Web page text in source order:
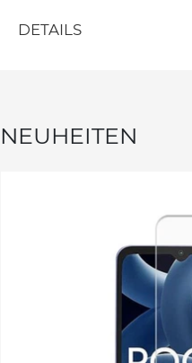
DETAILS
NEUHEITEN